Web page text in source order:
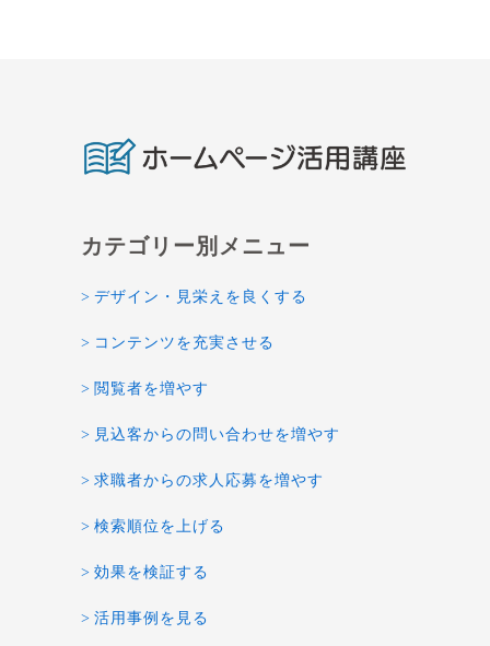
デザイン・見栄えを良くする
コンテンツを充実させる
閲覧者を増やす
見込客からの問い合わせを増やす
求職者からの求人応募を増やす
検索順位を上げる
効果を検証する
活用事例を見る